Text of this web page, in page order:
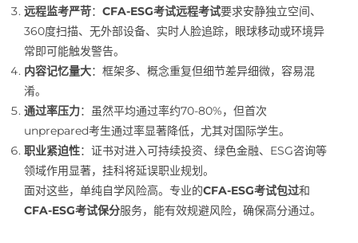
远程监考严苛： CFA-ESG考试远程考试要求安静独立空间、
360度扫描、无外部设备、实时人脸追踪，眼球移动或环境异
常即可能触发警告。
内容记忆量大：框架多、概念重复但细节差异细微，容易混
淆。
通过率压力：虽然平均通过率约70-80%，但首次
unprepared考生通过率显著降低，尤其对国际学生。
职业紧迫性：证书对进入可持续投资、绿色金融、ESG咨询等
领域作用显著，挂科将延误职业规划。
面对这些，单纯自学风险高。专业的CFA-ESG考试包过和
CFA-ESG考试保分服务，能有效规避风险，确保高分通过。